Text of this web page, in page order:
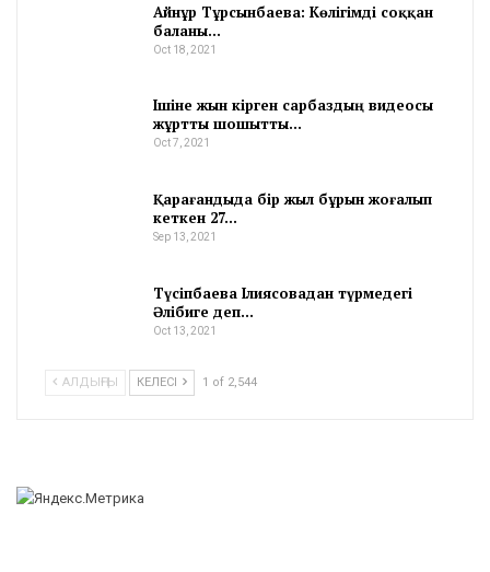
Айнұр Тұрсынбаева: Көлігімді соққан
баланы…
Oct 18, 2021
Ішіне жын кірген сарбаздың видеосы
жұртты шошытты…
Oct 7, 2021
Қарағандыда бір жыл бұрын жоғалып
кеткен 27…
Sep 13, 2021
Түсіпбаева Ілиясовадан түрмедегі
Әлібиге деп…
Oct 13, 2021
АЛДЫҢҒЫ КЕЛЕСІ 1 of 2,544